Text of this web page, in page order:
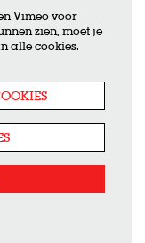
Vimeo voor
zien, moet je
alle cookies.